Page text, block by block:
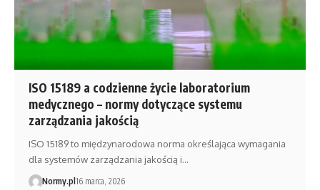
ISO 15189 a codzienne życie laboratorium
medycznego – normy dotyczące systemu
zarządzania jakością
ISO 15189 to międzynarodowa norma określająca wymagania
dla systemów zarządzania jakością i…
Normy.pl16 marca, 2026